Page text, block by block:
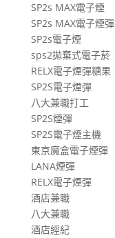
SP2s MAX電子煙
SP2s MAX電子煙彈
SP2s電子煙
sps2拋棄式電子菸
RELX電子煙彈糖果
SP2S電子煙彈
八大兼職打工
SP2S煙彈
SP2S電子煙主機
東京魔盒電子煙彈
LANA煙彈
RELX電子煙彈
酒店兼職
八大兼職
酒店經紀